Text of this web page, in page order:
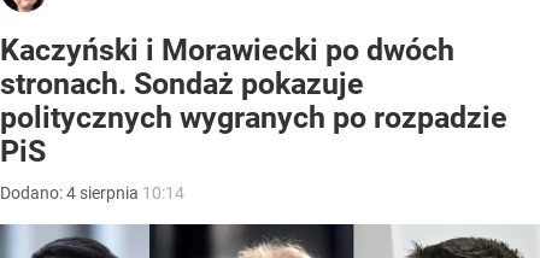
Kaczyński i Morawiecki po dwóch
stronach. Sondaż pokazuje
politycznych wygranych po rozpadzie
PiS
Dodano:4 sierpnia 10:14